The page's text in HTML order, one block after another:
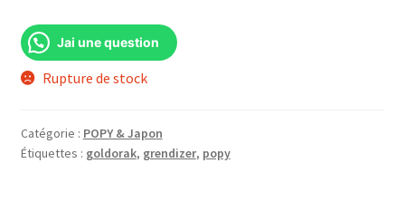
Jai une question
Rupture de stock
Catégorie : POPY & Japon
Étiquettes : goldorak, grendizer, popy